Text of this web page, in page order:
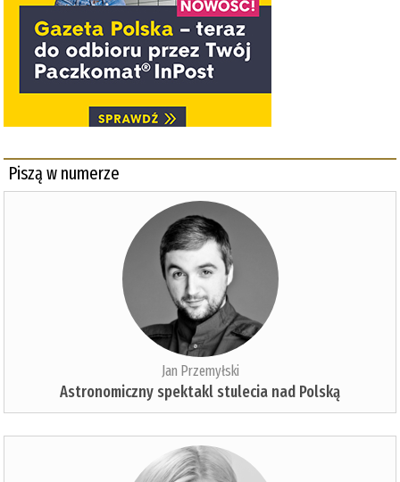
Piszą w numerze
Jan Przemyłski
Astronomiczny spektakl stulecia nad Polską